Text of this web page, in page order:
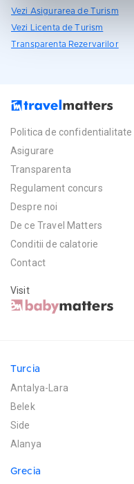
Vezi Asigurarea de Turism
Vezi Licenta de Turism
Transparenta Rezervarilor
Politica de confidentialitate
Asigurare
Transparenta
Regulament concurs
Despre noi
De ce Travel Matters
Conditii de calatorie
Contact
Visit
Turcia
Antalya-Lara
Belek
Side
Alanya
Grecia